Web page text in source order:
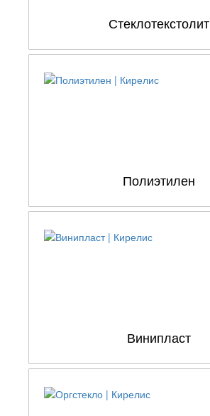
Стеклотекстолит
Полиэтилен
Винипласт